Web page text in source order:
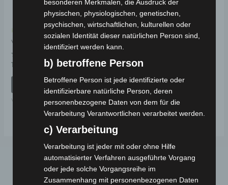
Kostenloser Versand
VSX HELMHALTER
Bewertet
0
19,00
IN DEN WARENKORB
VSX
besonderen Merkmalen, die Ausdruck der
physischen, physiologischen, genetischen,
psychischen, wirtschaftlichen, kulturellen oder
sozialen Identität dieser natürlichen Person sind,
identifiziert werden kann.
b) betroffene Person
Betroffene Person ist jede identifizierte oder
identifizierbare natürliche Person, deren
personenbezogene Daten von dem für die
Verarbeitung Verantwortlichen verarbeitet werden.
c) Verarbeitung
Verarbeitung ist jeder mit oder ohne Hilfe
automatisierter Verfahren ausgeführte Vorgang
oder jede solche Vorgangsreihe im
Zusammenhang mit personenbezogenen Daten